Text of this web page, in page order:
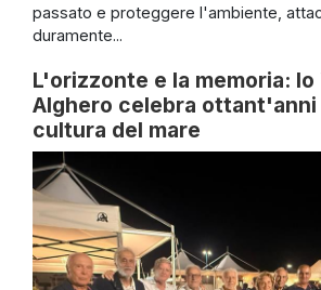
passato e proteggere l'ambiente,
duramente...
L'orizzonte e la memoria: lo
Alghero celebra ottant'anni
cultura del mare